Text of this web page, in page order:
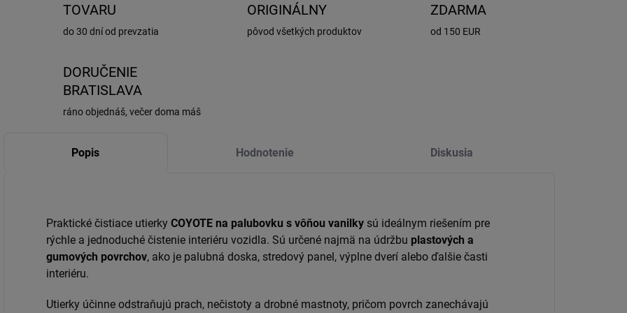
TOVARU
do 30 dní od prevzatia
ORIGINÁLNY
pôvod všetkých produktov
ZDARMA
od 150 EUR
DORUČENIE
BRATISLAVA
ráno objednáš, večer doma máš
Popis Hodnotenie Diskusia
Praktické čistiace utierky COYOTE na palubovku s vôňou vanilky sú ideálnym riešením pre
rýchle a jednoduché čistenie interiéru vozidla. Sú určené najmä na údržbu plastových a
gumových povrchov, ako je palubná doska, stredový panel, výplne dverí alebo ďalšie časti
interiéru.
Utierky účinne odstraňujú prach, nečistoty a drobné mastnoty, pričom povrch zanechávajú